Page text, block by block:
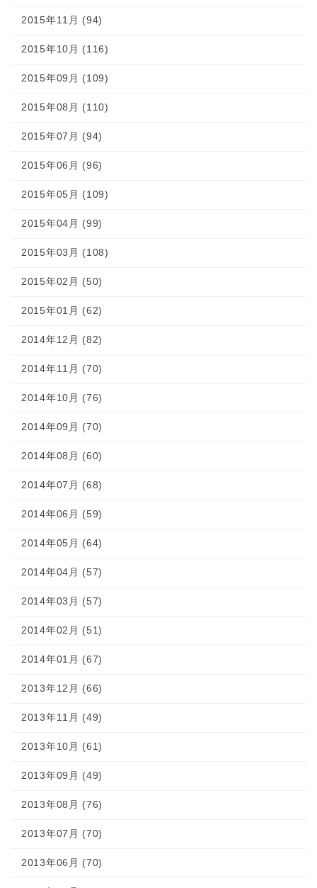
2015年11月 (94)
2015年10月 (116)
2015年09月 (109)
2015年08月 (110)
2015年07月 (94)
2015年06月 (96)
2015年05月 (109)
2015年04月 (99)
2015年03月 (108)
2015年02月 (50)
2015年01月 (62)
2014年12月 (82)
2014年11月 (70)
2014年10月 (76)
2014年09月 (70)
2014年08月 (60)
2014年07月 (68)
2014年06月 (59)
2014年05月 (64)
2014年04月 (57)
2014年03月 (57)
2014年02月 (51)
2014年01月 (67)
2013年12月 (66)
2013年11月 (49)
2013年10月 (61)
2013年09月 (49)
2013年08月 (76)
2013年07月 (70)
2013年06月 (70)